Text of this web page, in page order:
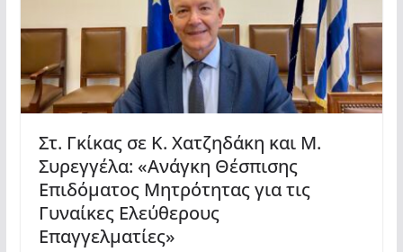
Στ. Γκίκας σε Κ. Χατζηδάκη και Μ.
Συρεγγέλα: «Ανάγκη Θέσπισης
Επιδόματος Μητρότητας για τις
Γυναίκες Ελεύθερους
Επαγγελματίες»